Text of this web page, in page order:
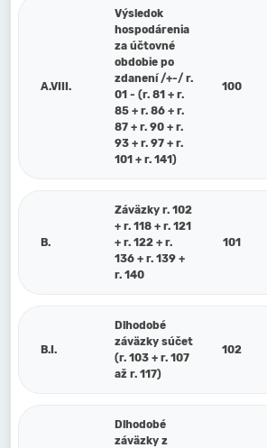
A.VIII.
Výsledok
hospodárenia
za účtovné
obdobie po
zdanení /+-/ r.
01 - (r. 81 + r.
85 + r. 86 + r.
87 + r. 90 + r.
93 + r. 97 + r.
101 + r. 141)
100
B.
Záväzky r. 102
+ r. 118 + r. 121
+ r. 122 + r.
136 + r. 139 +
r. 140
101
B.I.
Dlhodobé
záväzky súčet
(r. 103 + r. 107
až r. 117)
102
Dlhodobé
záväzky z